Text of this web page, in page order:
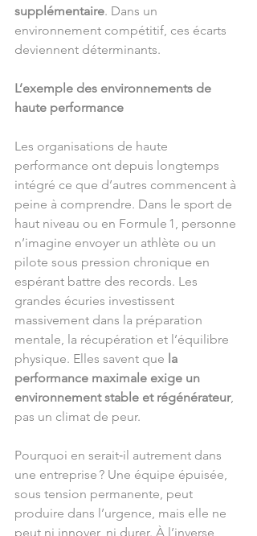
supplémentaire. Dans un
environnement compétitif, ces écarts
deviennent déterminants.
L’exemple des environnements de
haute performance
Les organisations de haute
performance ont depuis longtemps
intégré ce que d’autres commencent à
peine à comprendre. Dans le sport de
haut niveau ou en Formule 1, personne
n’imagine envoyer un athlète ou un
pilote sous pression chronique en
espérant battre des records. Les
grandes écuries investissent
massivement dans la préparation
mentale, la récupération et l’équilibre
physique. Elles savent que la
performance maximale exige un
environnement stable et régénérateur,
pas un climat de peur.
Pourquoi en serait‑il autrement dans
une entreprise ? Une équipe épuisée,
sous tension permanente, peut
produire dans l’urgence, mais elle ne
peut ni innover, ni durer. À l’inverse,